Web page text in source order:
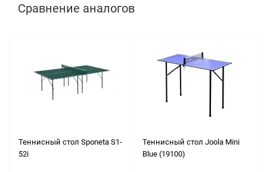
Сравнение аналогов
Теннисный стол Sponeta S1-
52i
Теннисный стол Joola Mini
Blue (19100)